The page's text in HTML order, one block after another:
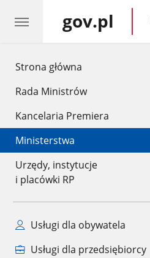
Strona główna
Rada Ministrów
Kancelaria Premiera
Ministerstwa
Urzędy, instytucje
i placówki RP
Usługi dla obywatela
Usługi dla przedsiębiorcy
gov.pl